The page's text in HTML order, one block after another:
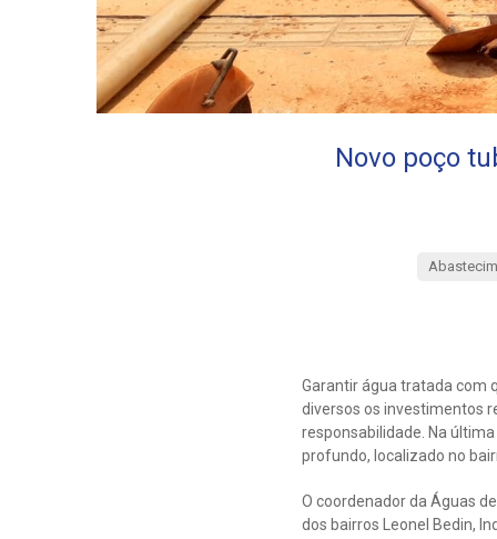
Novo poço
Garantir água tratada com
diversos os investimentos
responsabilidade. Na
profundo, localizado no
O coordenador da Águas
dos bairros Leonel Bedin,